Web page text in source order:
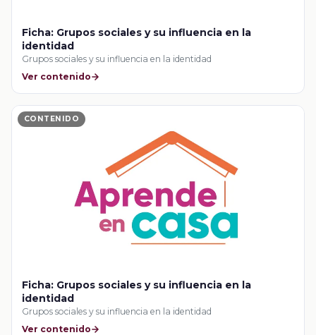
Ficha: Grupos sociales y su influencia en la
identidad
Grupos sociales y su influencia en la identidad
Ver contenido
CONTENIDO
Ficha: Grupos sociales y su influencia en la
identidad
Grupos sociales y su influencia en la identidad
Ver contenido